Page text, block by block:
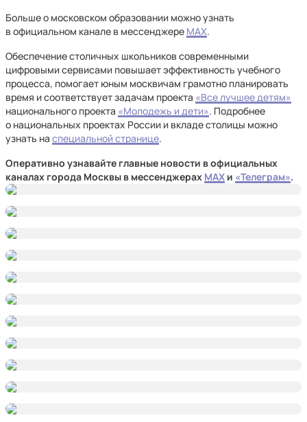
Больше о московском образовании можно узнать
в официальном канале в мессенджере МАХ.
Обеспечение столичных школьников современными
цифровыми сервисами повышает эффективность учебного
процесса, помогает юным москвичам грамотно планировать
время и соответствует задачам проекта «Все лучшее детям»
национального проекта «Молодежь и дети». Подробнее
о национальных проектах России и вкладе столицы можно
узнать на специальной странице.
Оперативно узнавайте главные новости в официальных
каналах города Москвы в мессенджерах MAX и «Телеграм».